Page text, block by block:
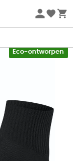
2 producten* met
Eco-ontworpen